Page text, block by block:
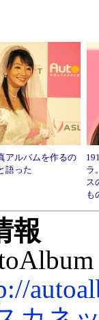
アルバムを作るの
語った
ラ
ス
も
報